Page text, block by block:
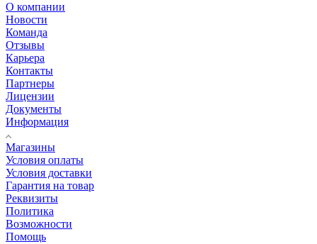
О компании
Новости
Команда
Отзывы
Карьера
Контакты
Партнеры
Лицензии
Документы
Информация
Магазины
Условия оплаты
Условия доставки
Гарантия на товар
Реквизиты
Политика
Возможности
Помощь